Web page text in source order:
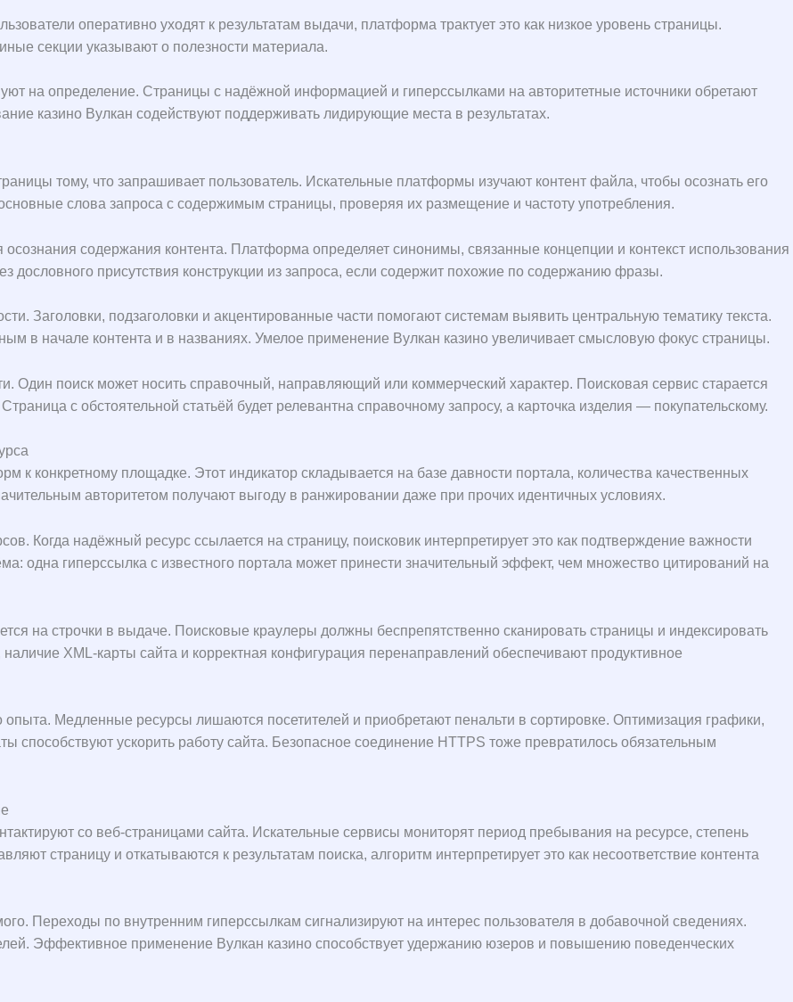
оперативно уходят к результатам выдачи, платформа трактует это как низкое уровень страницы.
секции указывают о полезности материала.
на определение. Страницы с надёжной информацией и гиперссылками на авторитетные источники обретают
казино Вулкан содействуют поддерживать лидирующие места в результатах.
тому, что запрашивает пользователь. Искательные платформы изучают контент файла, чтобы осознать его
слова запроса с содержимым страницы, проверяя их размещение и частоту употребления.
содержания контента. Платформа определяет синонимы, связанные концепции и контекст использования
дословного присутствия конструкции из запроса, если содержит похожие по содержанию фразы.
Заголовки, подзаголовки и акцентированные части помогают системам выявить центральную тематику текста.
в начале контента и в названиях. Умелое применение Вулкан казино увеличивает смысловую фокус страницы.
Один поиск может носить справочный, направляющий или коммерческий характер. Поисковая сервис старается
с обстоятельной статьёй будет релевантна справочному запросу, а карточка изделия — покупательскому.
к конкретному площадке. Этот индикатор складывается на базе давности портала, количества качественных
авторитетом получают выгоду в ранжировании даже при прочих идентичных условиях.
Когда надёжный ресурс ссылается на страницу, поисковик интерпретирует это как подтверждение важности
одна гиперссылка с известного портала может принести значительный эффект, чем множество цитирований на
на строчки в выдаче. Поисковые краулеры должны беспрепятственно сканировать страницы и индексировать
XML-карты сайта и корректная конфигурация перенаправлений обеспечивают продуктивное
опыта. Медленные ресурсы лишаются посетителей и приобретают пенальти в сортировке. Оптимизация графики,
ускорить работу сайта. Безопасное соединение HTTPS тоже превратилось обязательным
со веб-страницами сайта. Искательные сервисы мониторят период пребывания на ресурсе, степень
страницу и откатываются к результатам поиска, алгоритм интерпретирует это как несоответствие контента
Переходы по внутренним гиперссылкам сигнализируют на интерес пользователя в добавочной сведениях.
Эффективное применение Вулкан казино способствует удержанию юзеров и повышению поведенческих